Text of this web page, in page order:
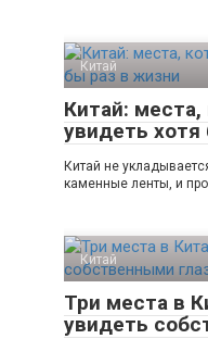
Китай
Китай:
увидеть
Китай не
каменные ленты, и
Китай
Три места в
увидеть